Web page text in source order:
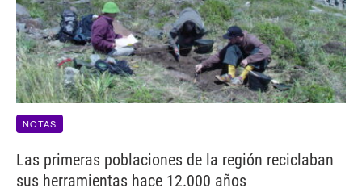
NOTAS
Las primeras poblaciones de la región reciclaban
sus herramientas hace 12.000 años